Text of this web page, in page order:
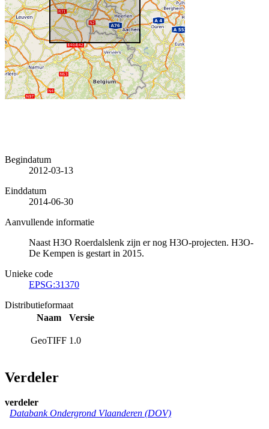
Begindatum
2012-03-13
Einddatum
2014-06-30
Aanvullende informatie
Naast H3O Roerdalslenk zijn er nog H3O-projecten. H3O-
De Kempen is gestart in 2015.
Unieke code
EPSG:31370
Distributieformaat
Naam
Versie
GeoTIFF 1.0
Verdeler
verdeler
Databank Ondergrond Vlaanderen (DOV)